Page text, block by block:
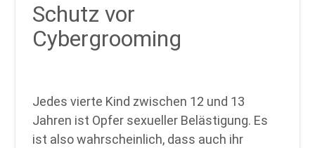
Schutz vor
Cybergrooming
Jedes vierte Kind zwischen 12 und 13
Jahren ist Opfer sexueller Belästigung. Es
ist also wahrscheinlich, dass auch ihr